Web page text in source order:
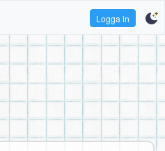
Logga in